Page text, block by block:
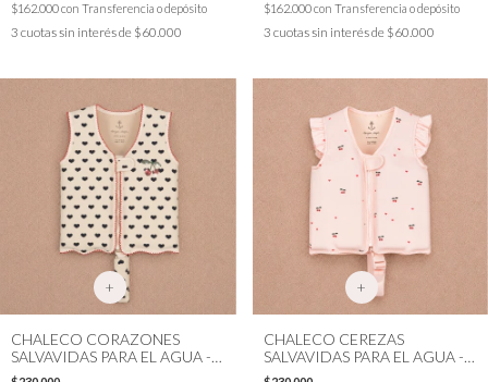
$162.000con Transferencia o depósito
3 cuotas sin interés de $60.000
$162.000con Transferencia o depósito
3 cuotas sin interés de $60.000
+
CHALECO CORAZONES
SALVAVIDAS PARA EL AGUA -
KONGES
+
CHALECO CEREZAS
SALVAVIDAS PARA EL AGUA -
KONGES